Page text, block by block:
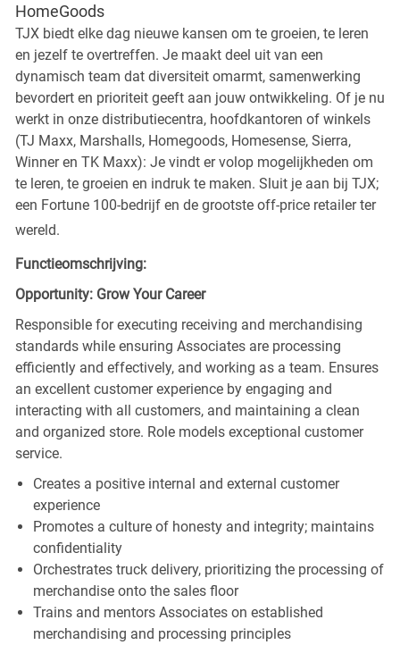
HomeGoods
TJX biedt elke dag nieuwe kansen om te groeien, te leren
en jezelf te overtreffen. Je maakt deel uit van een
dynamisch team dat diversiteit omarmt, samenwerking
bevordert en prioriteit geeft aan jouw ontwikkeling. Of je nu
werkt in onze distributiecentra, hoofdkantoren of winkels
(TJ Maxx, Marshalls, Homegoods, Homesense, Sierra,
Winner en TK Maxx): Je vindt er volop mogelijkheden om
te leren, te groeien en indruk te maken. Sluit je aan bij TJX;
een Fortune 100-bedrijf en de grootste off-price retailer ter
wereld.
Functieomschrijving:
Opportunity: Grow Your Career
Responsible for executing receiving and merchandising
standards while ensuring Associates are processing
efficiently and effectively, and working as a team. Ensures
an excellent customer experience by engaging and
interacting with all customers, and maintaining a clean
and organized store. Role models exceptional customer
service.
Creates a positive internal and external customer
experience
Promotes a culture of honesty and integrity; maintains
confidentiality
Orchestrates truck delivery, prioritizing the processing of
merchandise onto the sales floor
Trains and mentors Associates on established
merchandising and processing principles